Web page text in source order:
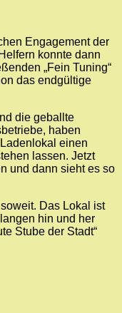
Engagement der
konnte dann
„Fein Tuning“
das endgültige
die geballte
haben
einen
lassen. Jetzt
und dann sieht es so
Das Lokal ist
hin und her
Stube der Stadt“